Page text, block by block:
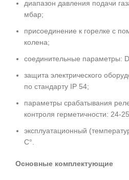
диапазон давления подачи
мбар;
присоединение к горелке с
колена;
соединительные параметры:
защита электрического
по стандарту IP 54;
параметры срабатывания
контроля герметичности: 24-
эксплуатационный
С°.
Основные комплектующие